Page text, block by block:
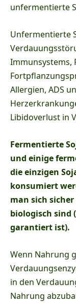
unfermentierte
Unfermentierte
Immunsystems,
Allergien, ADS
Libidoverlust in
Fermentierte
und einige
die einzigen
konsumiert
man sich
biologisch sind
garantiert ist).
Wenn Nahrung
in den
Nahrung